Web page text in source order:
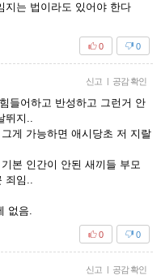
지는 법이라도 있어야 한다
0
0
신고 | 공감 확인
들어하고 반성하고 그런거 안
뛰지..
게 가능하면 애시당초 저 지랄
본 인간이 안된 새끼들 부모
죄임..
없음.
0
0
신고 | 공감 확인